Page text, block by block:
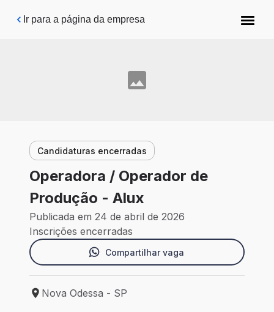
Pular para o conteúdo principal
Ir para a página da empresa
Candidaturas encerradas
Operadora / Operador de
Produção - Alux
Publicada em 24 de abril de 2026
Inscrições encerradas
Compartilhar vaga
Local de trabalho: Nova Odessa - SP
Nova Odessa - SP